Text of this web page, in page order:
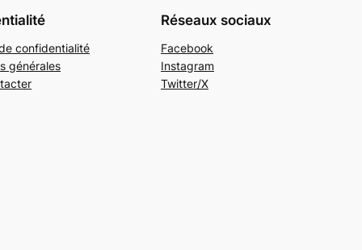
confidentialité
générales
Réseaux sociaux
Facebook
Instagram
Twitter/X